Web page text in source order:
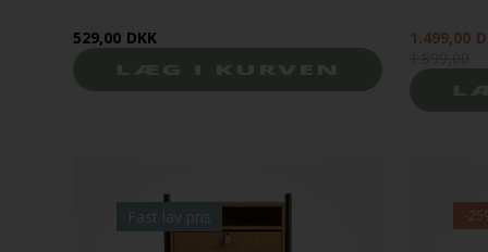
529,00 DKK 1.499,00
Fast lav pris -